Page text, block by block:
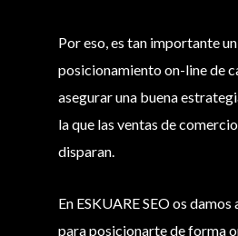
Por eso, es tan importante
posicionamiento on-line de
asegurar una buena
la que las ventas de
disparan.
En ESKUARE SEO os damos
para posicionarte de forma